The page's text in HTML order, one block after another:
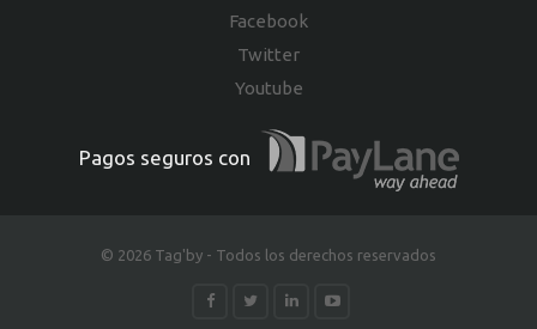
Facebook
Twitter
Youtube
Pagos seguros con
© 2026 Tag'by - Todos los derechos reservados